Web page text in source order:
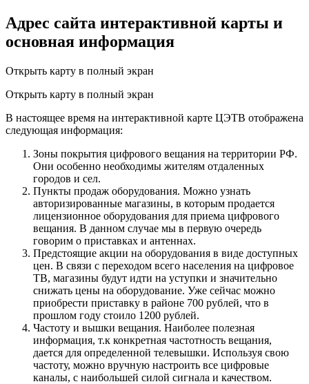
Адрес сайта интерактивной карты и
основная информация
Открыть карту в полный экран
Открыть карту в полный экран
В настоящее время на интерактивной карте ЦЭТВ отображена
следующая информация:
Зоны покрытия цифрового вещания на территории РФ.
Они особенно необходимы жителям отдаленных
городов и сел.
Пункты продаж оборудования. Можно узнать
авторизированные магазины, в которым продается
лицензионное оборудования для приема цифрового
вещания. В данном случае мы в первую очередь
говорим о приставках и антеннах.
Предстоящие акции на оборудования в виде доступных
цен. В связи с переходом всего населения на цифровое
ТВ, магазины будут идти на уступки и значительно
снижать цены на оборудование. Уже сейчас можно
приобрести приставку в районе 700 рублей, что в
прошлом году стоило 1200 рублей.
Частоту и вышки вещания. Наиболее полезная
информация, т.к конкретная частотность вещания,
дается для определенной телевышки. Используя свою
частоту, можно вручную настроить все цифровые
каналы, с наибольшей силой сигнала и качеством.